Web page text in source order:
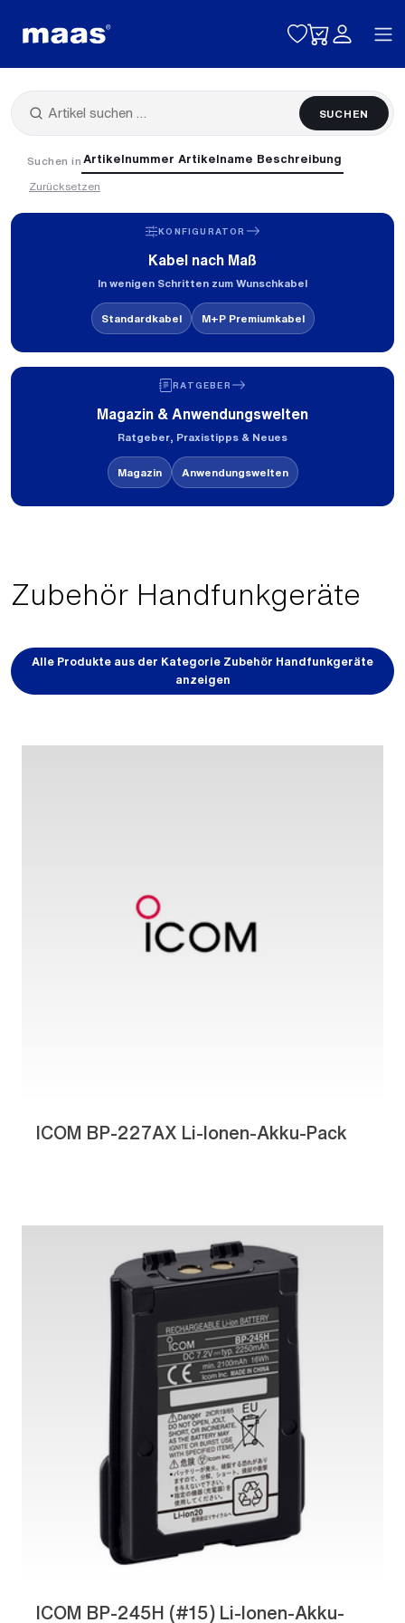
Toggle
SUCHEN
Suchen in Artikelnummer Artikelname Beschreibung
Zurücksetzen
KONFIGURATOR
Kabel nach Maß
In wenigen Schritten zum Wunschkabel
Standardkabel M+P Premiumkabel
RATGEBER
Magazin & Anwendungswelten
Ratgeber, Praxistipps & Neues
Magazin Anwendungswelten
Zubehör Handfunkgeräte
Alle Produkte aus der Kategorie Zubehör Handfunkgeräte
anzeigen
ICOM BP-227AX Li-Ionen-Akku-Pack
ICOM BP-245H (#15) Li-Ionen-Akku-